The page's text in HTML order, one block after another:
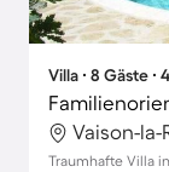
Villa ∙ 8 Gäste
Traumhafte Villa